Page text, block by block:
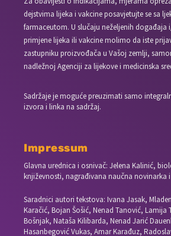
dejstvima lijeka i vakcine posavjetujte se sa
farmaceutom. U slučaju neželjenih događaja
primjene lijeka ili vakcine molimo da iste
zastupniku proizvođača u Vašoj zemlji,
nadležnoj Agenciji za lijekove i medicinska
Sadržaje je moguće preuzimati samo
izvora i linka na sadržaj.
Impressum
Glavna urednica i osnivač: Jelena Kalinić,
književnosti, nagrađivana naučna novinarka
Saradnici autori tekstova: Ivana Jasak,
Karačić, Bojan Šošić, Nenad Tanović, Lamija
Bošnjak, Nataša Kilibarda, Nenad Jarić
Hasanbegović Vukas, Amar Karađuz,